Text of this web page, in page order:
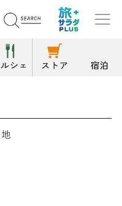
シェ ストア 宿泊